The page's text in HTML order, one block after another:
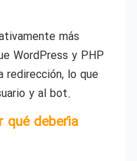
más
WordPress y PHP
redirección, lo que
y al bot.
qué debería